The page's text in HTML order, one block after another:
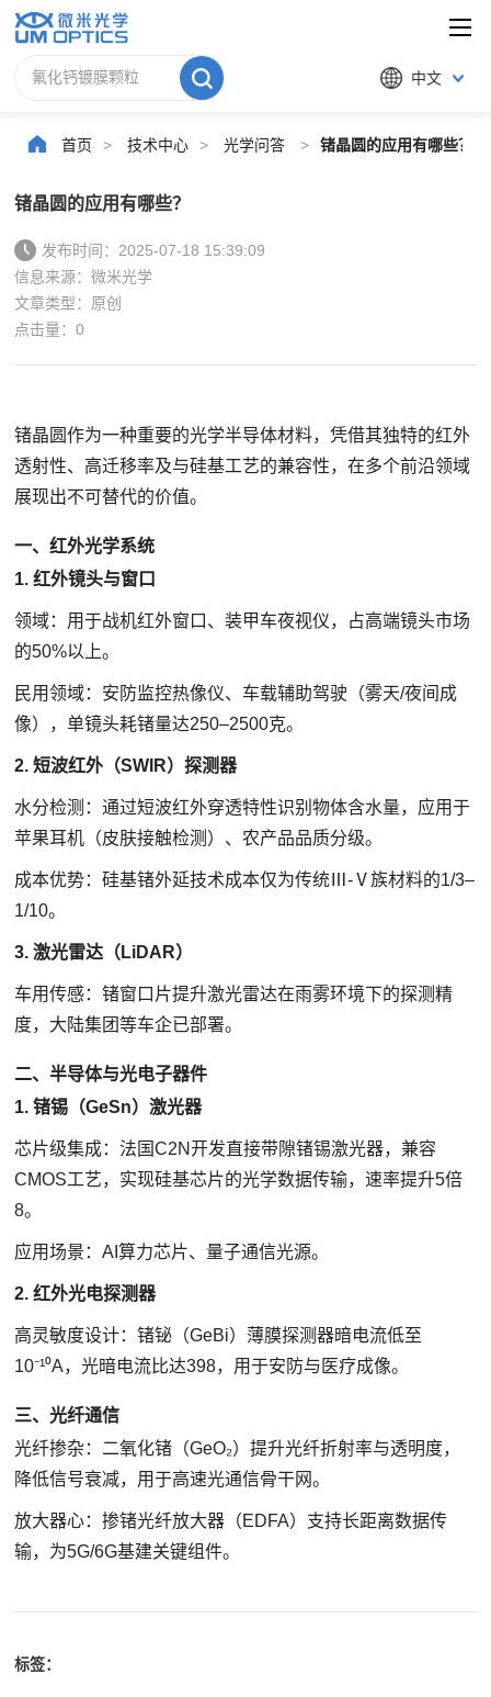
中文
首页 > 技术中心 > 光学问答 > 锗晶圆的应用有哪些？
锗晶圆的应用有哪些？
发布时间：2025-07-18 15:39:09
信息来源：微米光学
文章类型：原创
点击量：0
锗晶圆作为一种重要的光学半导体材料，凭借其独特的红外
透射性、高迁移率及与硅基工艺的兼容性，在多个前沿领域
展现出不可替代的价值。
一、红外光学系统
1. 红外镜头与窗口
领域：用于战机红外窗口、装甲车夜视仪，占高端镜头市场
的50%以上。
民用领域：安防监控热像仪、车载辅助驾驶（雾天/夜间成
像），单镜头耗锗量达250–2500克。
2. 短波红外（SWIR）探测器
水分检测：通过短波红外穿透特性识别物体含水量，应用于
苹果耳机（皮肤接触检测）、农产品品质分级。
成本优势：硅基锗外延技术成本仅为传统Ⅲ-Ⅴ族材料的1/3–
1/10。
3. 激光雷达（LiDAR）
车用传感：锗窗口片提升激光雷达在雨雾环境下的探测精
度，大陆集团等车企已部署。
二、半导体与光电子器件
1. 锗锡（GeSn）激光器
芯片级集成：法国C2N开发直接带隙锗锡激光器，兼容
CMOS工艺，实现硅基芯片的光学数据传输，速率提升5倍
8。
应用场景：AI算力芯片、量子通信光源。
2. 红外光电探测器
高灵敏度设计：锗铋（GeBi）薄膜探测器暗电流低至
10⁻¹⁰A，光暗电流比达398，用于安防与医疗成像。
三、光纤通信
光纤掺杂：二氧化锗（GeO₂）提升光纤折射率与透明度，
降低信号衰减，用于高速光通信骨干网。
放大器心：掺锗光纤放大器（EDFA）支持长距离数据传
输，为5G/6G基建关键组件。
标签：